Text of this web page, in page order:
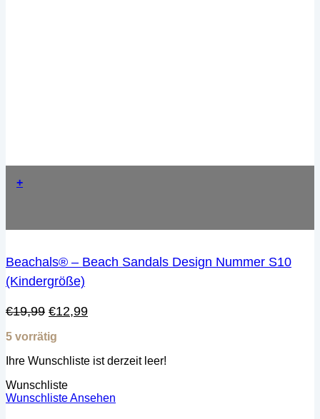
+
Beachals® – Beach Sandals Design Nummer S10
(Kindergröße)
€19,99 Ursprünglicher
war:
€19,99
€12,99Aktueller
€12,99.
5 vorrätig
Ihre Wunschliste ist derzeit leer!
Wunschliste
Wunschliste Ansehen